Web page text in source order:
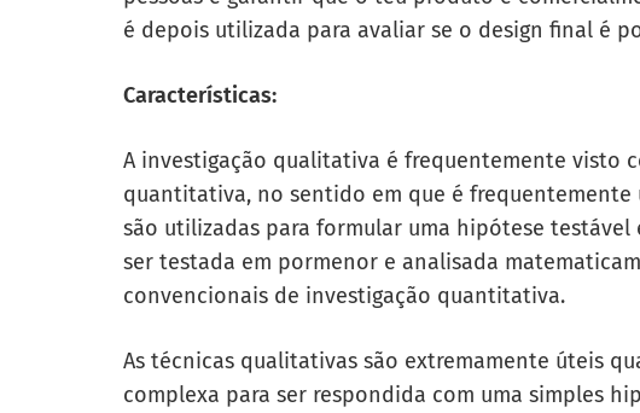
é depois utilizada para avaliar se o design final é
Características:
A investigação qualitativa é frequentemente visto
quantitativa, no sentido em que é
são utilizadas para formular uma hipótese
ser testada em pormenor e analisada
convencionais de investigação quantitativa.
As técnicas qualitativas são extremamente úteis
complexa para ser respondida com uma simples